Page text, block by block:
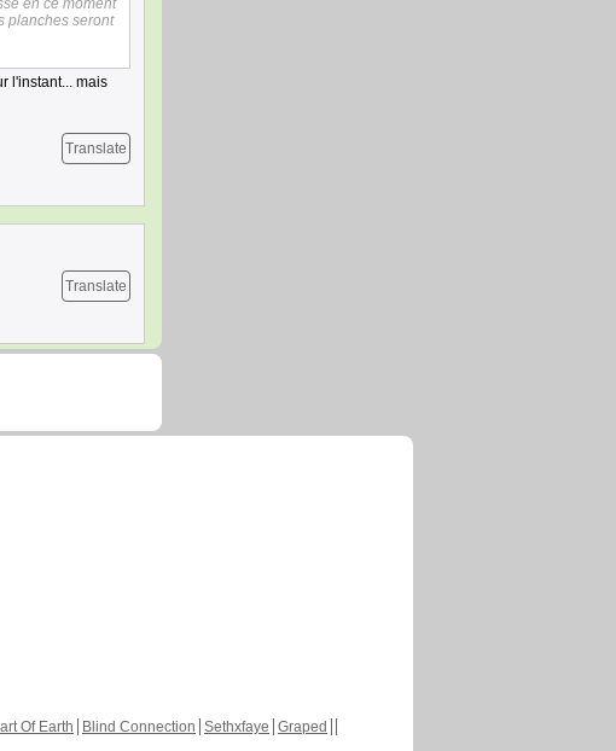
en ce moment
planches seront
l'instant... mais
Translate
Translate
Of Earth Blind Connection Sethxfaye Graped